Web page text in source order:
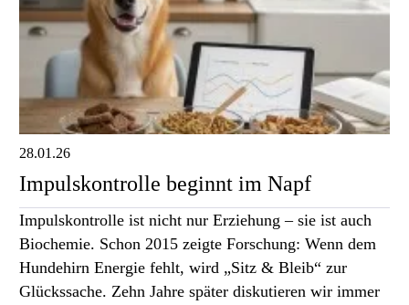
28.01.26
Impulskontrolle beginnt im Napf
Impulskontrolle ist nicht nur Erziehung – sie ist auch
Biochemie. Schon 2015 zeigte Forschung: Wenn dem
Hundehirn Energie fehlt, wird „Sitz & Bleib“ zur
Glückssache. Zehn Jahre später diskutieren wir immer